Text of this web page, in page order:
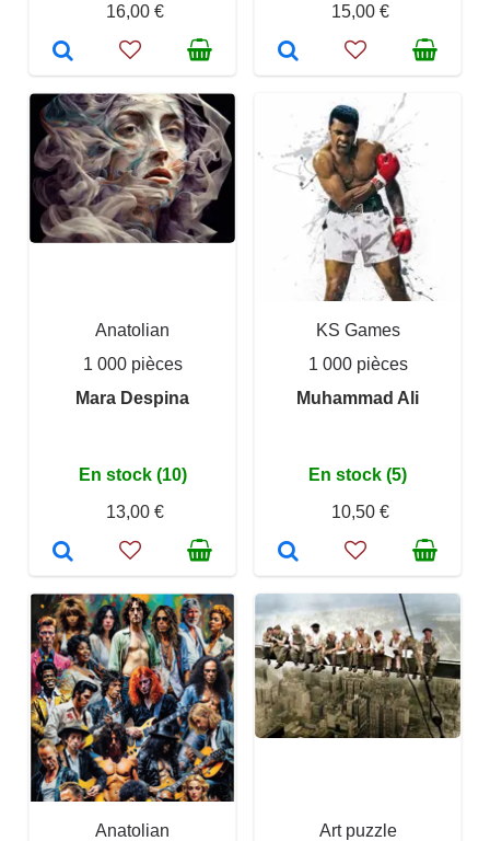
16,00 €
15,00 €
Anatolian
1 000 pièces
Mara Despina
En stock (10)
13,00 €
KS Games
1 000 pièces
Muhammad Ali
En stock (5)
10,50 €
Anatolian
Art puzzle